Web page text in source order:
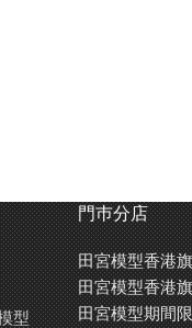
型
門巿分店
田宮模型香港
田宮模型香港
田宮模型期間